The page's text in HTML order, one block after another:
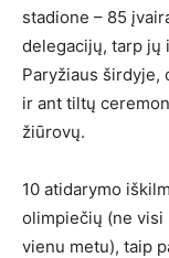
stadione – 85
delegacijų, tarp jų
Paryžiaus širdyje,
ir ant tiltų
žiūrovų.
10 atidarymo
olimpiečių (ne visi
vienu metu), taip